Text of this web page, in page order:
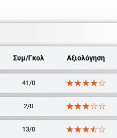
Συμ/Γκολ Αξιολόγηση
41/0 ☆☆☆☆☆
★★★★★
2/0 ☆☆☆☆☆
★★★★★
13/0 ☆☆☆☆☆
★★★★★